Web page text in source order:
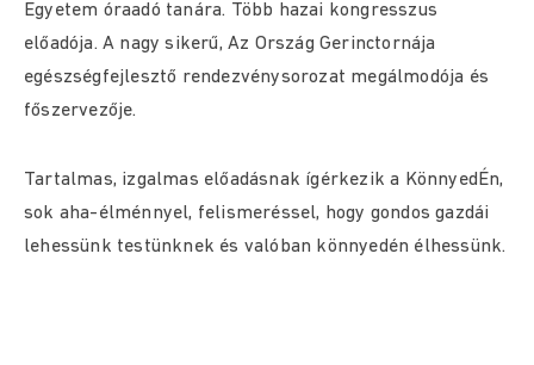
Egyetem óraadó tanára. Több hazai kongresszus
előadója. A nagy sikerű, Az Ország Gerinctornája
egészségfejlesztő rendezvénysorozat megálmodója és
főszervezője.
Tartalmas, izgalmas előadásnak ígérkezik a KönnyedÉn,
sok aha-élménnyel, felismeréssel, hogy gondos gazdái
lehessünk testünknek és valóban könnyedén élhessünk.